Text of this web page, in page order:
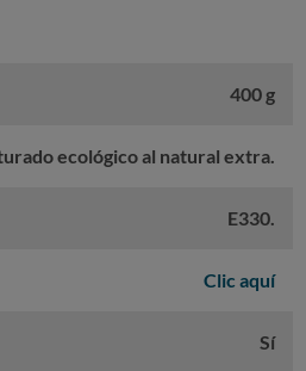
400 g
ecológico al natural extra.
E330.
Clic aquí
Sí